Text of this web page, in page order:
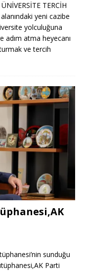
TERCİH
yeni cazibe
yolculuğuna
adım atma heyecanı
ve tercih
sunduğu
Parti